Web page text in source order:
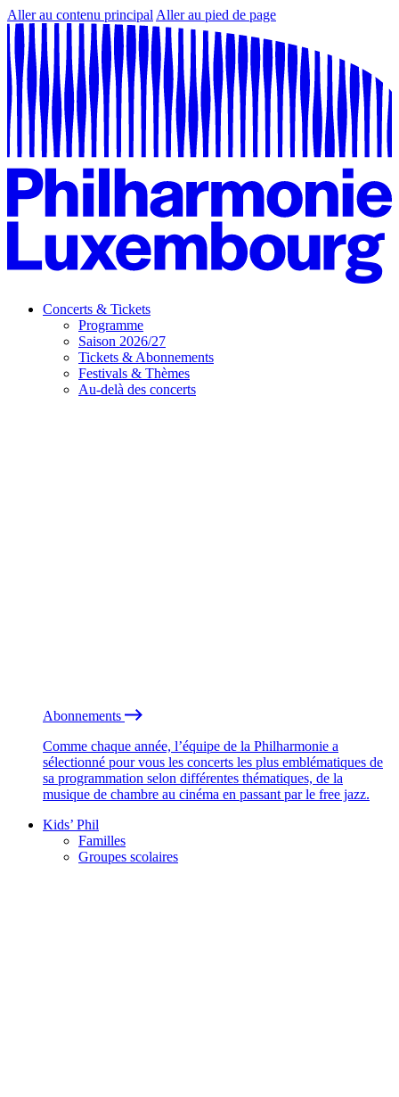
Aller au contenu principal Aller au pied de page
Concerts & Tickets
Programme
Saison 2026/27
Tickets & Abonnements
Festivals & Thèmes
Au-delà des concerts
Abonnements
Comme chaque année, l’équipe de la Philharmonie a
sélectionné pour vous les concerts les plus emblématiques de
sa programmation selon différentes thématiques, de la
musique de chambre au cinéma en passant par le free jazz.
Kids’ Phil
Familles
Groupes scolaires